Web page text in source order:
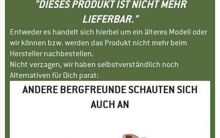
"DIESES PRODUKT IST NICHT MEHR
LIEFERBAR."
Entweder es handelt sich hierbei um ein älteres Modell oder
wir können bzw. werden das Produkt nicht mehr beim
Hersteller nachbestellen.
Nicht verzagen, wir haben selbstverständlich noch
Alternativen für Dich parat:
ANDERE BERGFREUNDE SCHAUTEN SICH
AUCH AN